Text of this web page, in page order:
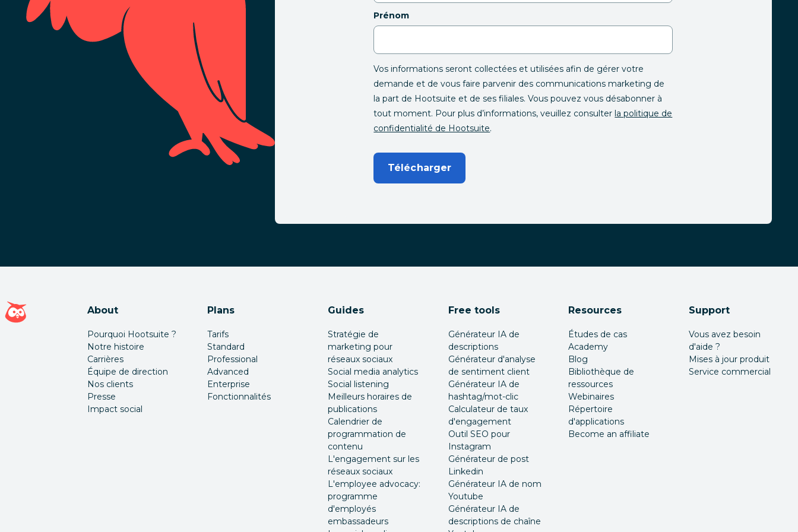
Prénom
Vos informations seront collectées et utilisées afin de gérer votre
demande et de vous faire parvenir des communications marketing de
la part de Hootsuite et de ses filiales. Vous pouvez vous désabonner à
tout moment. Pour plus d’informations, veuillez consulter la politique de
confidentialité de Hootsuite.
Télécharger
Page d'accueil Hootsuite
About
Pourquoi Hootsuite ?
Notre histoire
Carrières
Équipe de direction
Nos clients
Presse
Impact social
Plans
Tarifs
Standard
Professional
Advanced
Enterprise
Fonctionnalités
Guides
Stratégie de
marketing pour
réseaux sociaux
Social media analytics
Social listening
Meilleurs horaires de
publications
Calendrier de
programmation de
contenu
L'engagement sur les
réseaux sociaux
L'employee advocacy:
programme
d'employés
embassadeurs
Free tools
Générateur IA de
descriptions
Générateur d'analyse
de sentiment client
Générateur IA de
hashtag/mot-clic
Calculateur de taux
d'engagement
Outil SEO pour
Instagram
Générateur de post
Linkedin
Générateur IA de nom
Youtube
Générateur IA de
descriptions de chaîne
Resources
Études de cas
Academy
Blog
Bibliothèque de
ressources
Webinaires
Répertoire
d'applications
Become an affiliate
Support
Vous avez besoin
d'aide ?
Mises à jour produit
Service commercial